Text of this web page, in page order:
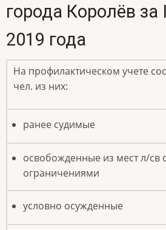
города Королёв за
2019 года
На профилактическом учете
чел. из них:
ранее судимые
освобожденные из мест л/св с
ограничениями
условно осужденные